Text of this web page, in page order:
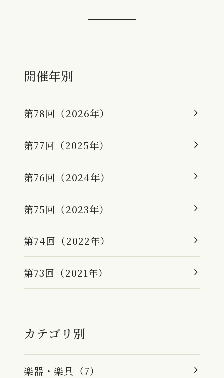
開催年別
第78回（2026年）
第77回（2025年）
第76回（2024年）
第75回（2023年）
第74回（2022年）
第73回（2021年）
カテゴリ別
楽器・楽具（7）